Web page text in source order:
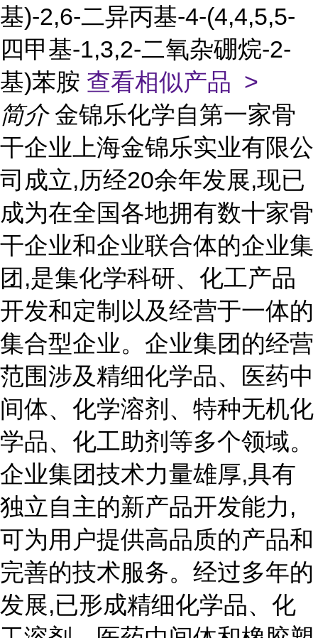
基)-2,6-二异丙基-4-(4,4,5,5-
四甲基-1,3,2-二氧杂硼烷-2-
基)苯胺 查看相似产品 >
简介 金锦乐化学自第一家骨
干企业上海金锦乐实业有限公
司成立,历经20余年发展,现已
成为在全国各地拥有数十家骨
干企业和企业联合体的企业集
团,是集化学科研、化工产品
开发和定制以及经营于一体的
集合型企业。企业集团的经营
范围涉及精细化学品、医药中
间体、化学溶剂、特种无机化
学品、化工助剂等多个领域。
企业集团技术力量雄厚,具有
独立自主的新产品开发能力,
可为用户提供高品质的产品和
完善的技术服务。经过多年的
发展,已形成精细化学品、化